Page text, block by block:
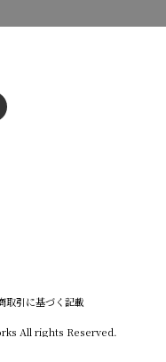
取引に基づく記載
All rights Reserved.